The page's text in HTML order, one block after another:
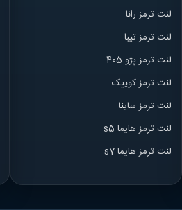
لنت ترمز رانا
لنت ترمز تیبا
لنت ترمز پژو 405
لنت ترمز کوییک
لنت ترمز ساینا
لنت ترمز هایما s5
لنت ترمز هایما s7